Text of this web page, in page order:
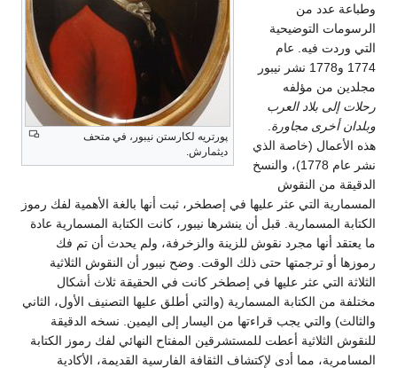
پورتريه لكارستن نيبور، في متحف
ديثمارش.
وطباعة عدد من
الرسومات التوضيحية
التي وردت فيه. عام
1774 و1778 نشر نيبور
مجلدين من مؤلفه
رحلات إلى بلاد العرب
وبلدان أخرى مجاورة
هذه الأعمال (خاصة الذي
نشر عام 1778)، والنسخ
الدقيقة من النقوش
المسمارية التي عثر عليها في إصطخر، ثبت أنها بالغة الأهمية لفك رموز
الكتابة المسمارية. قبل أن ينشرها نيبور، كانت الكتابة المسمارية عادة
ما يعتقد أنها مجرد نقوش للزينة والزخرفة، ولم يحدث أن تم فك
رموزها أو ترجمتها حتى ذلك الوقت. وضح نيبور أن النقوش الثلاثية
الثلاثة التي عثر عليها في إصطخر كانت في الحقيقة ثلاث أشكال
مختلفة من الكتابة المسمارية (والتي أطلق عليها التصنيف الأول، الثاني
والثالث) والتي يجب قراءتها من اليسار إلى اليمين. نسخه الدقيقة
للنقوش الثلاثية أعطت للمستشرقين المفتاح النهائي لفك رموز الكتابة
المسامرية، مما أدى لإكتشاف الثقافة الفارسية القديمة، الأكادية